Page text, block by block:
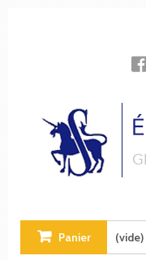
Panier (vide)